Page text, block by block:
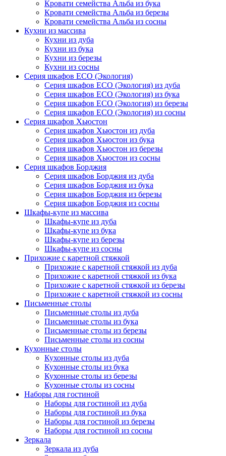
Кровати семейства Альба из бука
Кровати семейства Альба из березы
Кровати семейства Альба из сосны
Кухни из массива
Кухни из дуба
Кухни из бука
Кухни из березы
Кухни из сосны
Серия шкафов ECO (Экология)
Серия шкафов ECO (Экология) из дуба
Серия шкафов ECO (Экология) из бука
Серия шкафов ECO (Экология) из березы
Серия шкафов ECO (Экология) из сосны
Серия шкафов Хьюстон
Серия шкафов Хьюстон из дуба
Серия шкафов Хьюстон из бука
Серия шкафов Хьюстон из березы
Серия шкафов Хьюстон из сосны
Серия шкафов Борджия
Серия шкафов Борджия из дуба
Серия шкафов Борджия из бука
Серия шкафов Борджия из березы
Серия шкафов Борджия из сосны
Шкафы-купе из массива
Шкафы-купе из дуба
Шкафы-купе из бука
Шкафы-купе из березы
Шкафы-купе из сосны
Прихожие с каретной стяжкой
Прихожие с каретной стяжкой из дуба
Прихожие с каретной стяжкой из бука
Прихожие с каретной стяжкой из березы
Прихожие с каретной стяжкой из сосны
Письменные столы
Письменные столы из дуба
Письменные столы из бука
Письменные столы из березы
Письменные столы из сосны
Кухонные столы
Кухонные столы из дуба
Кухонные столы из бука
Кухонные столы из березы
Кухонные столы из сосны
Наборы для гостиной
Наборы для гостиной из дуба
Наборы для гостиной из бука
Наборы для гостиной из березы
Наборы для гостиной из сосны
Зеркала
Зеркала из дуба